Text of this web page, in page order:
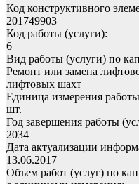
Код конструктивного
201749903
Код работы (услуги):
6
Вид работы (услуги) по
Ремонт или замена
лифтовых шахт
Единица измерения
шт.
Год завершения работы
2034
Дата актуализации
13.06.2017
Объем работ (услуг) по